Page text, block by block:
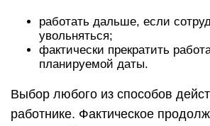
работать дальше, если
увольняться;
фактически прекратить
планируемой даты.
Выбор любого из способов
работнике. Фактическое